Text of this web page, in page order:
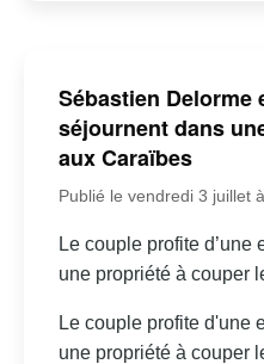
Sébastien Delorme
séjournent dans
aux Caraïbes
Publié le vendredi 3 juillet
Le couple profite
une propriété à couper
Le couple profite d'une
une propriété à couper